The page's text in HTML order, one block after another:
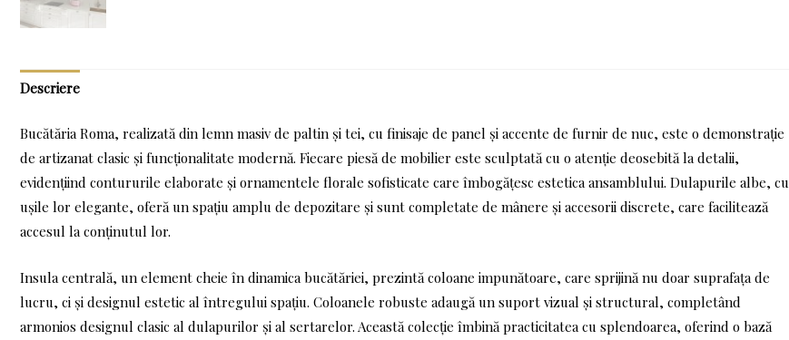
Descriere
Bucătăria Roma, realizată din lemn masiv de paltin și tei, cu finisaje de panel și accente de furnir de nuc, este o demonstrație
de artizanat clasic și funcționalitate modernă. Fiecare piesă de mobilier este sculptată cu o atenție deosebită la detalii,
evidențiind contururile elaborate și ornamentele florale sofisticate care îmbogățesc estetica ansamblului. Dulapurile albe, cu
ușile lor elegante, oferă un spațiu amplu de depozitare și sunt completate de mânere și accesorii discrete, care facilitează
accesul la conținutul lor.
Insula centrală, un element cheie în dinamica bucătăriei, prezintă coloane impunătoare, care sprijină nu doar suprafața de
lucru, ci și designul estetic al întregului spațiu. Coloanele robuste adaugă un suport vizual și structural, completând
armonios designul clasic al dulapurilor și al sertarelor. Această colecție îmbină practicitatea cu splendoarea, oferind o bază